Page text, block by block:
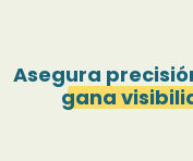
Asegura
gana